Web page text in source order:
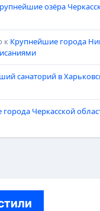
озёра
к Крупнейшие города
санаторий в
Черкасской